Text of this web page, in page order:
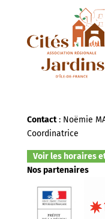
Contact: Noëmie
Coordinatrice
Voir les horaires
Nos partenaires